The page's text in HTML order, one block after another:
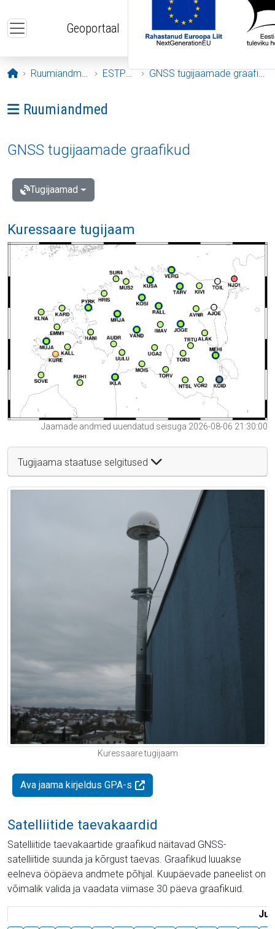
Geoportaal
Avaleht
Ruumiandmed ESTPOS GNSS tugijaamade graafikud
Ava menüü: Ruumiandmed
Ruumiandmed
GNSS tugijaamade graafikud
Tugijaamad
Kuressaare tugijaam
Jaamade andmed uuendatud seisuga 2026-08-06 21:30:00
Tugijaama staatuse selgitused
Kuressaare tugijaam
Ava jaama kirjeldus GPA-s
Satelliitide taevakaardid
Satelliitide taevakaartide graafikud näitavad GNSS-
satelliitide suunda ja kõrgust taevas. Graafikud luuakse
eelneva ööpäeva andmete põhjal. Kuupäevade paneelist on
võimalik valida ja vaadata viimase 30 päeva graafikuid.